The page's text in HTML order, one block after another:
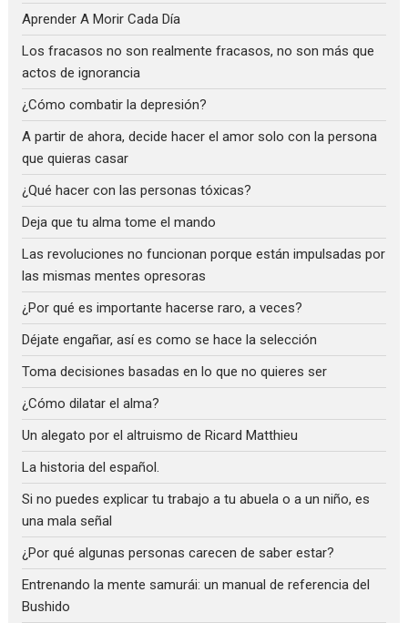
Aprender A Morir Cada Día
Los fracasos no son realmente fracasos, no son más que
actos de ignorancia
¿Cómo combatir la depresión?
A partir de ahora, decide hacer el amor solo con la persona
que quieras casar
¿Qué hacer con las personas tóxicas?
Deja que tu alma tome el mando
Las revoluciones no funcionan porque están impulsadas por
las mismas mentes opresoras
¿Por qué es importante hacerse raro, a veces?
Déjate engañar, así es como se hace la selección
Toma decisiones basadas en lo que no quieres ser
¿Cómo dilatar el alma?
Un alegato por el altruismo de Ricard Matthieu
La historia del español.
Si no puedes explicar tu trabajo a tu abuela o a un niño, es
una mala señal
¿Por qué algunas personas carecen de saber estar?
Entrenando la mente samurái: un manual de referencia del
Bushido